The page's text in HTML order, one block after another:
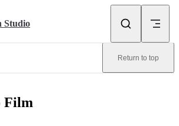
Studio
Return to top
Film